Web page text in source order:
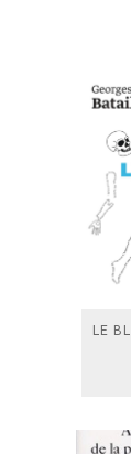
LE